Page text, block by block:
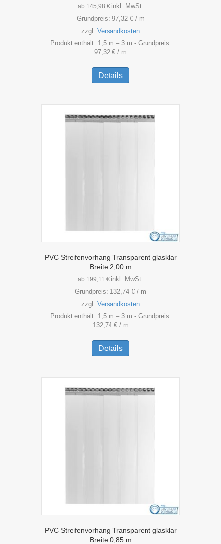
ab 145,98 € inkl. MwSt.
Grundpreis: 97,32 €/ m
zzgl. Versandkosten
Produkt enthält: 1,5 m – 3 m - Grundpreis:
97,32 € / m
Details
weist
Varianten
auf.
Die
PVC Streifenvorhang Transparent glasklar
Breite 2,00 m
ab 199,11 € inkl. MwSt.
Grundpreis: 132,74 € / m
zzgl. Versandkosten
Produkt enthält: 1,5 m – 3 m - Grundpreis:
132,74 €/ m
Details
weist
Varianten
auf.
Die
PVC Streifenvorhang Transparent glasklar
Breite 0,85 m